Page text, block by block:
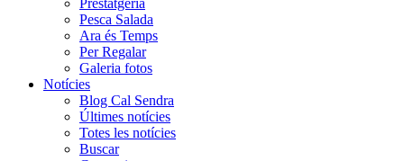
Prestatgeria
Pesca Salada
Ara és Temps
Per Regalar
Galeria fotos
Notícies
Blog Cal Sendra
Últimes notícies
Totes les notícies
Buscar